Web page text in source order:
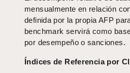
mensualmente en relación
definida por la propia AFP
benchmark servirá como
por desempeño o sanciones.
Índices de Referencia por